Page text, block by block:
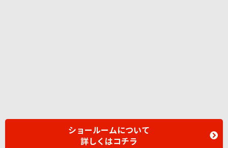
ショールームについて
詳しくはコチラ